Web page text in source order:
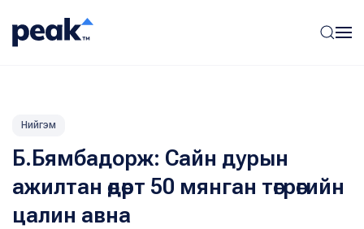
Нийгэм
Б.Бямбадорж: Сайн дурын
ажилтан өдөрт 50 мянган төгрөгийн
цалин авна